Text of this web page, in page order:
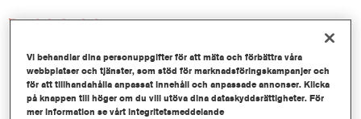
Produktfunktioner
Product Variant
2.5LT
Vi behandlar dina personuppgifter för att mäta och förbättra våra
webbplatser och tjänster, som stöd för marknadsföringskampanjer och
för att tillhandahålla anpassat innehåll och anpassade annonser. Klicka
på knappen till höger om du vill utöva dina dataskyddsrättigheter. För
mer information se vårt integritetsmeddelande